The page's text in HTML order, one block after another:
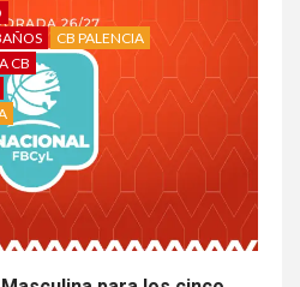
CB PALENCIA
CB